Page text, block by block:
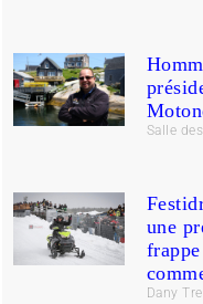
Salle
une
Dany